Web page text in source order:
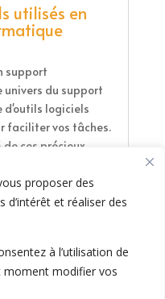
proposer des
d’intérêt et réaliser des
à l’utilisation de
moment modifier vos
utilisés en
support
du support
d'outils logiciels
faciliter vos tâches.
de ces précieux
sur 3